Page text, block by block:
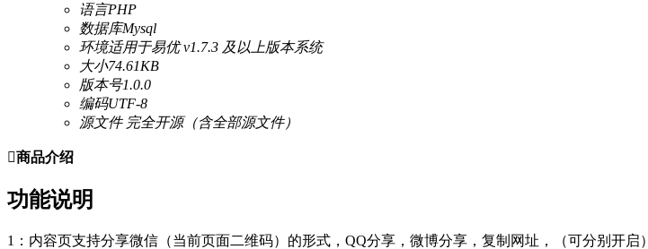
语言PHP
数据库Mysql
环境适用于易优 v1.7.3 及以上版本系统
大小74.61KB
版本号1.0.0
编码UTF-8
源文件完全开源（含全部源文件）
商品介绍
功能说明
1：内容页支持分享微信（当前页面二维码）的形式，QQ分享，微博分享，复制网址，（可分别开启）